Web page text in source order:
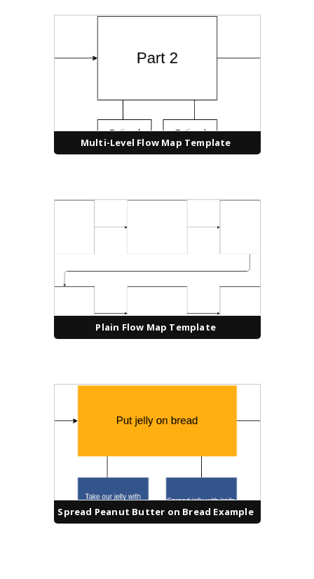
Multi-Level Flow Map Template
Plain Flow Map Template
Spread Peanut Butter on Bread Example